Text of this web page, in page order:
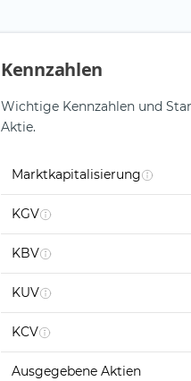
Kennzahlen
Wichtige Kennzahlen und
Aktie.
Marktkapitalisierung
KGV
KBV
KUV
KCV
Ausgegebene Aktien